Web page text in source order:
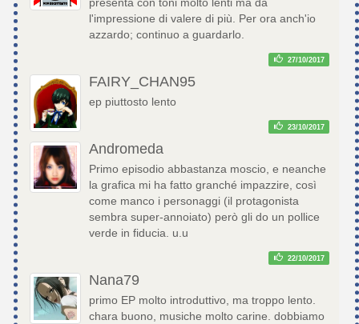
l'impressione di valere di più. Per ora anch'io
azzardo; continuo a guardarlo.
27/10/2017
FAIRY_CHAN95
ep piuttosto lento
23/10/2017
Andromeda
Primo episodio abbastanza moscio, e neanche
la grafica mi ha fatto granché impazzire, così
come manco i personaggi (il protagonista
sembra super-annoiato) però gli do un pollice
verde in fiducia. u.u
22/10/2017
Nana79
primo EP molto introduttivo, ma troppo lento.
chara buono, musiche molto carine. dobbiamo